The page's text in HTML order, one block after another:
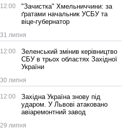
12:00
"Зачистка" Хмельниччини: за
ґратами начальник УСБУ та
віце-губернатор
31 липня
12:00
Зеленський змінив керівництво
СБУ в трьох областях Західної
України
30 липня
12:00
Західна Україна знову під
ударом. У Львові атаковано
авіаремонтний завод
29 липня